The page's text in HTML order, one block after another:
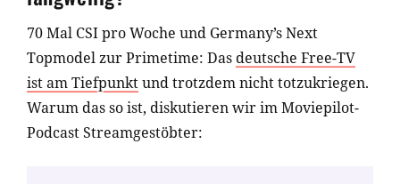
70 Mal CSI pro Woche und Germany’s Next
Topmodel zur Primetime: Das deutsche Free-TV
ist am Tiefpunktund trotzdem nicht totzukriegen.
Warum das so ist, diskutieren wir im Moviepilot-
Podcast Streamgestöbter: